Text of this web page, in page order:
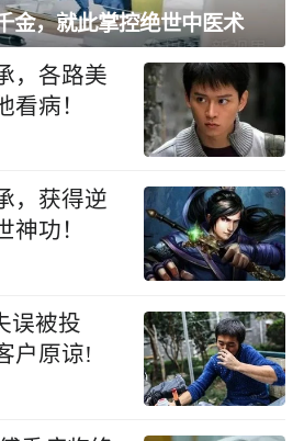
金，就此掌控绝世中医术
，各路美
看病！
，获得逆
神功！
误被投
户原谅!